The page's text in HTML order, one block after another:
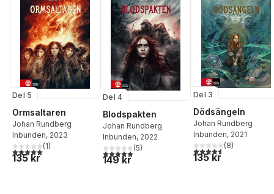
Del 5
Ormsaltaren
Johan Rundberg
Inbunden, 2023
5,0utav 5 stjärnor. Totalt antal röster:
(1)
135 kr
Del 4
Blodspakten
Johan Rundberg
Inbunden, 2022
5,0utav 5 stjärnor. Totalt antal röster:
(5)
149 kr
Del 3
Dödsängeln
Johan Rundberg
Inbunden, 2021
4,6utav 5 stjärnor.
(8)
135 kr